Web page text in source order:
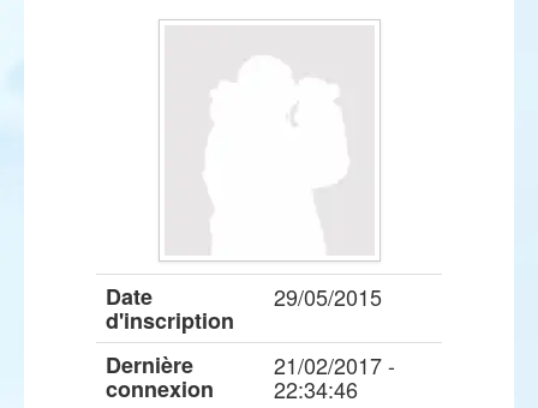
Date
d'inscription
29/05/2015
Dernière
connexion
21/02/2017 -
22:34:46